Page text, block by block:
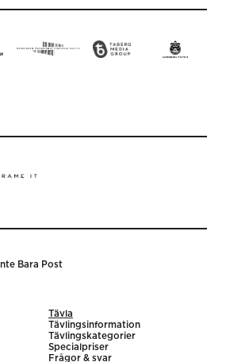
Inte Bara Post
Tävla
Tävlingsinformation
Tävlingskategorier
Specialpriser
Frågor & svar